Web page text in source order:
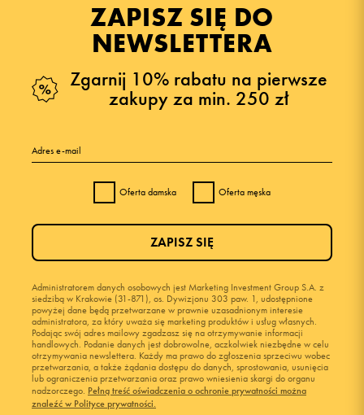
ZAPISZ SIĘ DO
NEWSLETTERA
Zgarnij 10% rabatu na pierwsze
zakupy za min. 250 zł
Adres e-mail
Oferta damska Oferta męska
Administratorem danych osobowych jest Marketing Investment Group S.A. z
siedzibą w Krakowie (31-871), os. Dywizjonu 303 paw. 1, udostępnione
powyżej dane będą przetwarzane w prawnie uzasadnionym interesie
administratora, za który uważa się marketing produktów i usług własnych.
Podając swój adres mailowy zgadzasz się na otrzymywanie informacji
handlowych. Podanie danych jest dobrowolne, aczkolwiek niezbędne w celu
otrzymywania newslettera. Każdy ma prawo do zgłoszenia sprzeciwu wobec
przetwarzania, a także żądania dostępu do danych, sprostowania, usunięcia
lub ograniczenia przetwarzania oraz prawo wniesienia skargi do organu
nadzorczego. Pełną treść oświadczenia o ochronie prywatności można
znaleźć w Polityce prywatności.
ZAPISZ SIĘ